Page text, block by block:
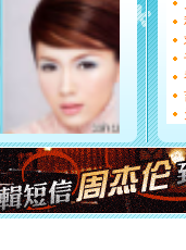
都要快乐
[圣诞节]
如意,快
[元旦]
看
断电。
你是我
[元旦]
如
起；二
离。水晶
[元旦]当
泣，这痛
卖了。水